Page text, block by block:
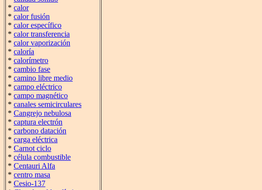
* calor
* calor fusión
* calor específico
* calor transferencia
* calor vaporización
* caloría
* calorímetro
* cambio fase
* camino libre medio
* campo eléctrico
* campo magnético
* canales semicirculares
* Cangrejo nebulosa
* captura electrón
* carbono datación
* carga eléctrica
* Carnot ciclo
* célula combustible
* Centauri Alfa
* centro masa
* Cesio-137